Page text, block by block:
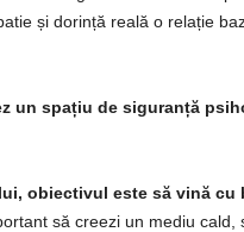
și dorință reală o relație
un spațiu de siguranță
obiectivul este să vină cu
să creezi un mediu cald,